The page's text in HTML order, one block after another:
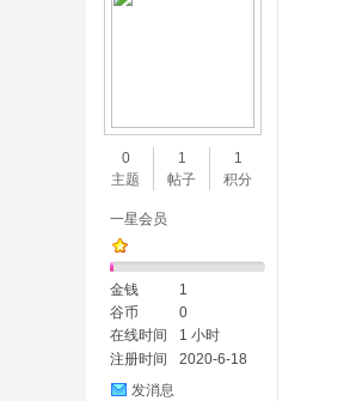
0
主题
1
帖子
1
积分
一星会员
金钱
1
谷币
0
在线时间
1 小时
注册时间
2020-6-18
发消息